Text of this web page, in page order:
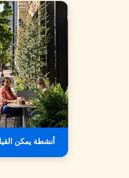
أنشطة يمكن